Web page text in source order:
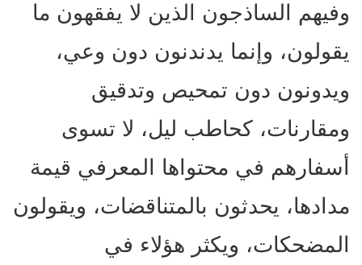
وفيهم الساذجون الذين لا يفقهون ما
يقولون، وإنما يدندنون دون وعي،
ويدونون دون تمحيص وتدقيق
ومقارنات، كحاطب ليل، لا تسوى
أسفارهم في محتواها المعرفي قيمة
مدادها، يحدثون بالمتناقضات، ويقولون
المضحكات، ويكثر هؤلاء في